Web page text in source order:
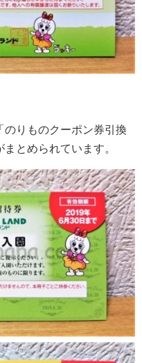
りものクーポン券引換
とめられています。